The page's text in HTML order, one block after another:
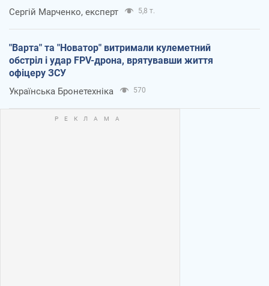
Сергій Марченко, експерт 5,8 т.
"Варта" та "Новатор" витримали кулеметний
обстріл і удар FPV-дрона, врятувавши життя
офіцеру ЗСУ
Українська Бронетехніка 570